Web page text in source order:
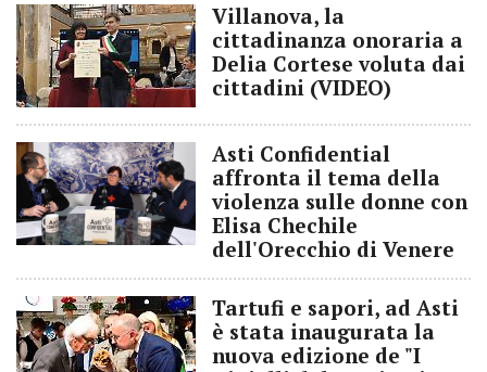
Villanova, la
cittadinanza onoraria a
Delia Cortese voluta dai
cittadini (VIDEO)
Asti Confidential
affronta il tema della
violenza sulle donne con
Elisa Chechile
dell'Orecchio di Venere
Tartufi e sapori, ad Asti
è stata inaugurata la
nuova edizione de "I